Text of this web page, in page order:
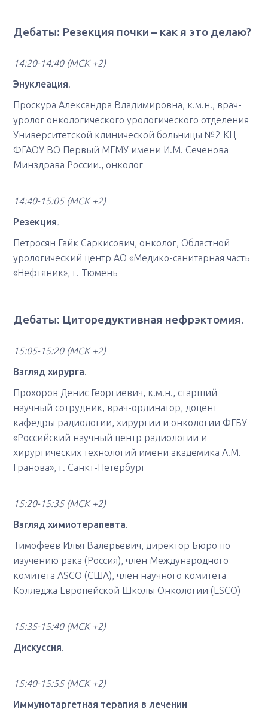
Дебаты: Резекция почки – как я это делаю?
14:20-14:40 (МСК +2)
Энуклеация.
Проскура Александра Владимировна, к.м.н., врач-
уролог онкологического урологического отделения
Университетской клинической больницы №2 КЦ
ФГАОУ ВО Первый МГМУ имени И.М. Сеченова
Минздрава России., онколог
14:40-15:05 (МСК +2)
Резекция.
Петросян Гайк Саркисович, онколог, Областной
урологический центр АО «Медико-санитарная часть
«Нефтяник», г. Тюмень
Дебаты: Циторедуктивная нефрэктомия.
15:05-15:20 (МСК +2)
Взгляд хирурга.
Прохоров Денис Георгиевич, к.м.н., старший
научный сотрудник, врач-ординатор, доцент
кафедры радиологии, хирургии и онкологии ФГБУ
«Российский научный центр радиологии и
хирургических технологий имени академика А.М.
Гранова», г. Санкт-Петербург
15:20-15:35 (МСК +2)
Взгляд химиотерапевта.
Тимофеев Илья Валерьевич, директор Бюро по
изучению рака (Россия), член Международного
комитета ASCO (США), член научного комитета
Колледжа Европейской Школы Онкологии (ESCO)
15:35-15:40 (МСК +2)
Дискуссия.
15:40-15:55 (МСК +2)
Иммунотаргетная терапия в лечении